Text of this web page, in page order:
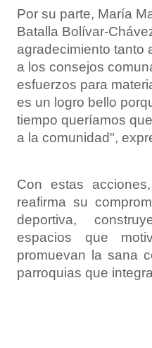
Por su parte, María
Batalla Bolívar-
agradecimiento tanto
a los consejos
esfuerzos para
es un logro bello
tiempo queríamos
a la comunidad",
Con estas
reafirma su
deportiva,
espacios que
promuevan la sana
parroquias que